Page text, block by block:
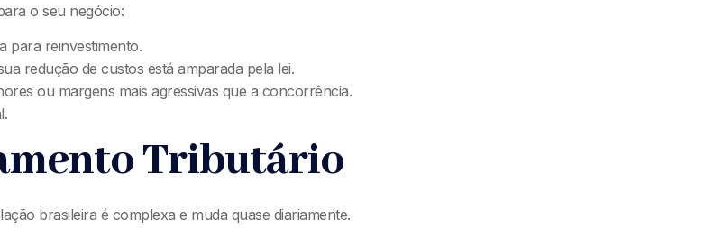
o seu negócio:
para reinvestimento.
redução de custos está amparada pela lei.
ou margens mais agressivas que a concorrência.
Tributário
brasileira é complexa e muda quase diariamente.